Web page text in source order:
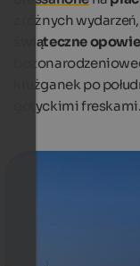
z różnych
świąteczne
krużganek po
gotyckimi freskami.